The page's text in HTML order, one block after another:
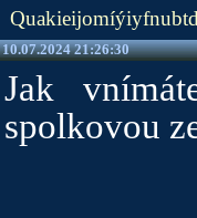
Quakieijomíýiyfnubtd
10.07.2024 21:26:30
Jak
spolkovou